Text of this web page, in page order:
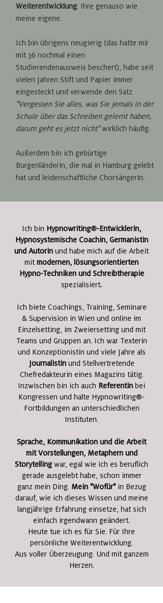
Weiterentwicklung. Ihre genauso wie
meine eigene.
Ich bin übrigens neugierig (das hatte mir
mit 36 nochmal einen
Studierendenausweis beschert), habe seit
vielen Jahren Stift und Papier immer
eingesteckt und verwende den Satz
"Vergessen Sie alles, was Sie jemals in der
Schule über das Schreiben gelernt haben,
darum geht es jetzt nicht"wirklich häufig.
Außerdem ​ bin ich gebürtige
Burgenländerin, die mal in Hamburg gelebt
hat und leidenschaftliche Chorsängerin.
Ich bin Hypnowriting®-Entwicklerin,
Hypnosystemische Coachin, Germanistin
und Autorin und habe mich auf die Arbeit
mit modernen, lösungsorientierten
Hypno-Techniken und Schreibtherapie
spezialisiert.
Ich biete Coachings, Training, Seminare
& Supervision in Wien und online im
Einzelsetting, im Zweiersetting und mit
Teams und Gruppen an. Ich war Texterin
und Konzeptionistin und viele Jahre als
Journalistin und Stellvertretende
Chefredakteurin eines Magazins tätig.
Inzwischen bin ich auch Referentin bei
Kongressen und halte Hypnowriting®-
Fortbildungen an unterschiedlichen
Instituten.
Sprache, Kommunikation und die Arbeit
mit Vorstellungen, Metaphern und
Storytelling war, egal wie ich es beruflich
gerade ausgelebt habe, schon immer
ganz mein Ding. Mein "Wofür"in Bezug
darauf, wie ich dieses Wissen und meine
langjährige Erfahrung einsetze, hat sich
einfach irgendwann geändert.
Heute tue ich es für Sie. Für Ihre
persönliche Weiterentwicklung.
Aus voller Überzeugung. Und mit ganzem
Herzen.